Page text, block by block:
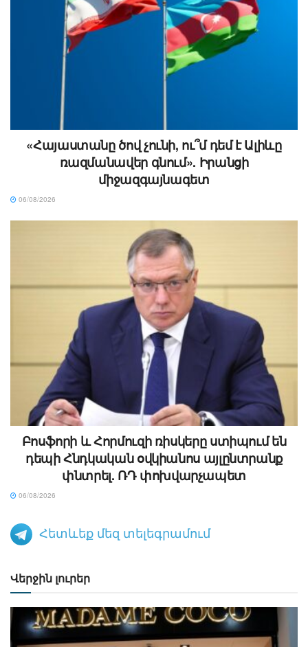
«Հայաստանը ծով չունի, ու՞մ դեմ է Ալիևը
ռազմանավեր գնում». Իրանցի
միջազգայնագետ
06/08/2026
Բոսֆորի և Հորմուզի ռիսկերը ստիպում են
դեպի Հնդկական օվկիանոս այլընտրանք
փնտրել. ՌԴ փոխվարչապետ
06/08/2026
Հետևեք մեզ տելեգրամում
Վերջին լուրեր